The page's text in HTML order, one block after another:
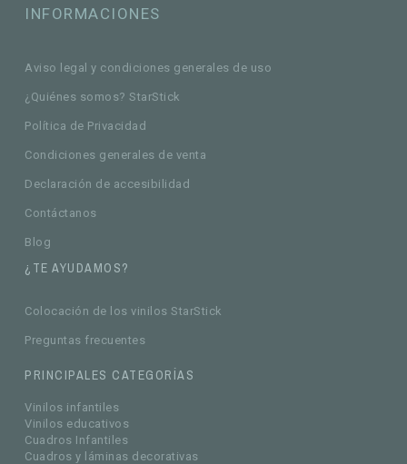
INFORMACIONES
Aviso legal y condiciones generales de uso
¿Quiénes somos? StarStick
Política de Privacidad
Condiciones generales de venta
Declaración de accesibilidad
Contáctanos
Blog
¿TE AYUDAMOS?
Colocación de los vinilos StarStick
Preguntas frecuentes
PRINCIPALES CATEGORÍAS
Vinilos infantiles
Vinilos educativos
Cuadros Infantiles
Cuadros y láminas decorativas